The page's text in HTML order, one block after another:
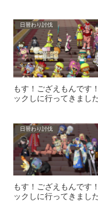
日替わり討伐
もす！ござえもんです
ックしに行ってきまし
日替わり討伐
もす！ござえもんです
ックしに行ってきまし